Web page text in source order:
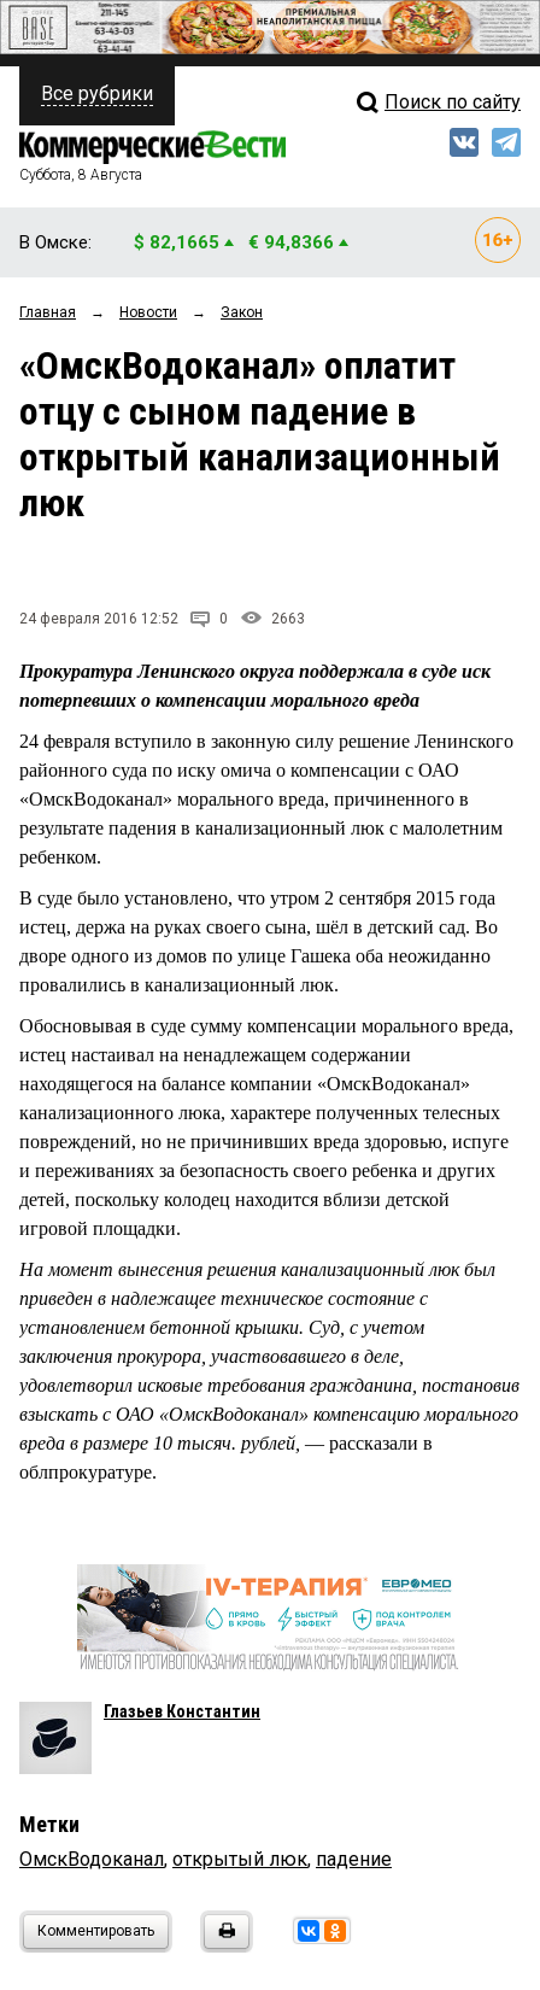
ПОЛИТИКА
ФИНАНСЫ
ОБЩЕСТВО
ЗАКОН
НОВОСТИ КОМПАНИЙ
Свежий выпуск
Рейтинги
Блоги
Архив
Все рубрики Поиск по сайту
Суббота, 8 Августа
В Омске: $ 82,1665 € 94,8366
Главная → Новости → Закон
«ОмскВодоканал» оплатит
отцу с сыном падение в
открытый канализационный
люк
24 февраля 2016 12:52 0 2663
Прокуратура Ленинского округа поддержала в суде иск
потерпевших о компенсации морального вреда
24 февраля вступило в законную силу решение Ленинского
районного суда по иску омича о компенсации с ОАО
«ОмскВодоканал» морального вреда, причиненного в
результате падения в канализационный люк с малолетним
ребенком.
В суде было установлено, что утром 2 сентября 2015 года
истец, держа на руках своего сына, шёл в детский сад. Во
дворе одного из домов по улице Гашека оба неожиданно
провалились в канализационный люк.
Обосновывая в суде сумму компенсации морального вреда,
истец настаивал на ненадлежащем содержании
находящегося на балансе компании «ОмскВодоканал»
канализационного люка, характере полученных телесных
повреждений, но не причинивших вреда здоровью, испуге
и переживаниях за безопасность своего ребенка и других
детей, поскольку колодец находится вблизи детской
игровой площадки.
На момент вынесения решения канализационный люк был
приведен в надлежащее техническое состояние с
установлением бетонной крышки. Суд, с учетом
заключения прокурора, участвовавшего в деле,
удовлетворил исковые требования гражданина, постановив
взыскать с ОАО «ОмскВодоканал» компенсацию морального
вреда в размере 10 тысяч. рублей, — рассказали в
облпрокуратуре.
Глазьев Константин
Метки
ОмскВодоканал, открытый люк, падение
Комментировать